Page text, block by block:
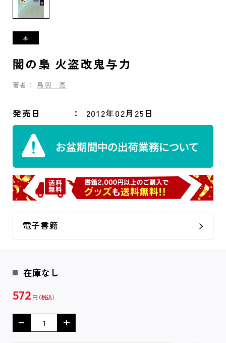
闇の梟 火盗改鬼与力
著者： 鳥羽 亮
発売日 2012年02月25日
電子書籍
在庫なし
572 円